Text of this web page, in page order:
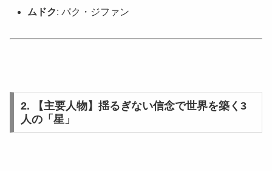
ムドク: パク・ジファン
2. 【主要人物】揺るぎない信念で世界を築く3
人の「星」